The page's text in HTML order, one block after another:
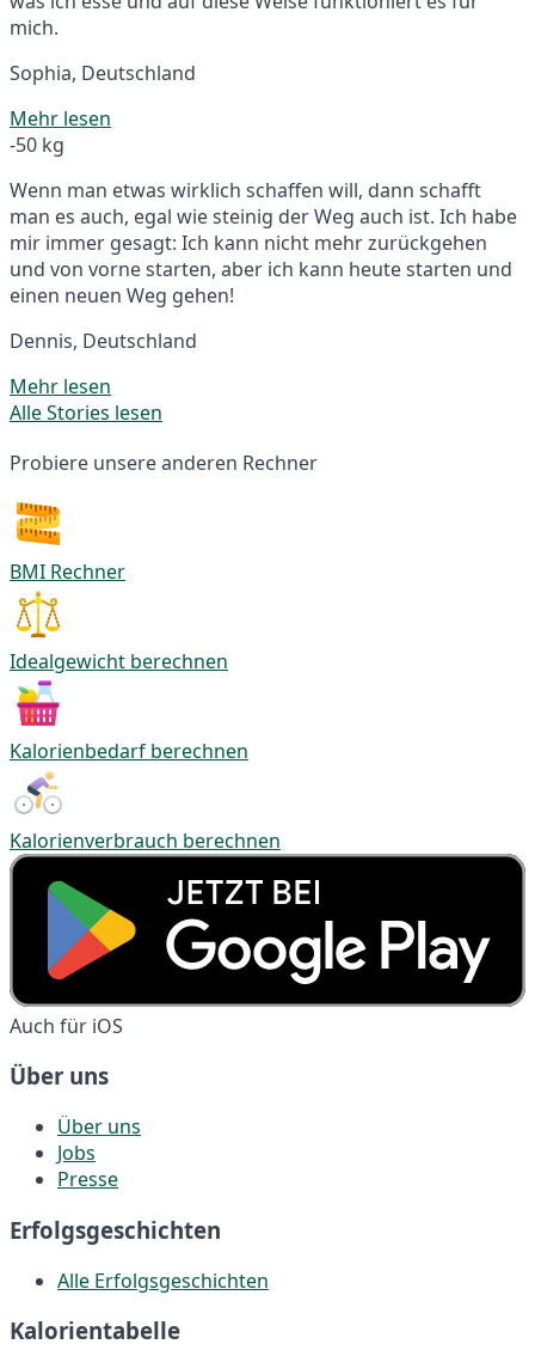
mich.
Sophia, Deutschland
Mehr lesen
-50 kg
Wenn man etwas wirklich schaffen will, dann schafft
man es auch, egal wie steinig der Weg auch ist. Ich habe
mir immer gesagt: Ich kann nicht mehr zurückgehen
und von vorne starten, aber ich kann heute starten und
einen neuen Weg gehen!
Dennis, Deutschland
Mehr lesen
Alle Stories lesen
Probiere unsere anderen Rechner
BMI Rechner
Idealgewicht berechnen
Kalorienbedarf berechnen
Kalorienverbrauch berechnen
Auch für iOS
Über uns
Über uns
Jobs
Presse
Erfolgsgeschichten
Alle Erfolgsgeschichten
Kalorientabelle